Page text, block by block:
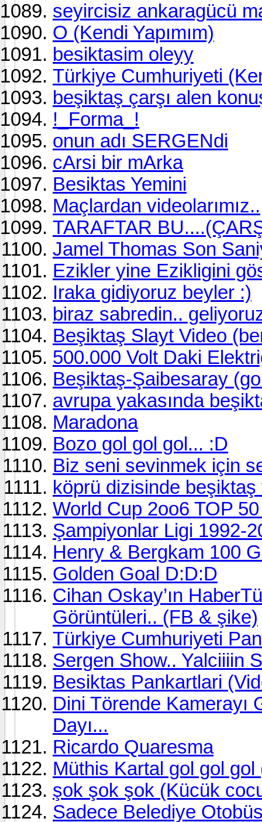
seyircisiz ankaragücü
O (Kendi Yapımım)
besiktasim oleyy
Türkiye Cumhuriyeti
beşiktaş çarşı alen
!_Forma_!
onun adı SERGENdi
cArsi bir mArka
Besiktas Yemini
Maçlardan videolarımız..
TARAFTAR
Jamel Thomas Son
Ezikler yine Ezikligini
Iraka gidiyoruz beyler :)
biraz sabredin..
Beşiktaş Slayt Video
500.000 Volt Daki
Beşiktaş-Şaibesaray
avrupa yakasında
Maradona
Bozo gol gol gol... :D
Biz seni sevinmek için
köprü dizisinde beşiktaş
World Cup 2oo6 TOP
Şampiyonlar Ligi 1992-
Henry & Bergkam 100
Golden Goal D:D:D
Cihan Oskay’ın
Görüntüleri.. (FB & şike)
Türkiye Cumhuriyeti
Sergen Show.. Yalciiiin
Besiktas Pankartlari
Dini Törende Kamerayı
Dayı...
Ricardo Quaresma
Müthis Kartal gol gol
şok şok şok (Kücük
Sadece Belediye